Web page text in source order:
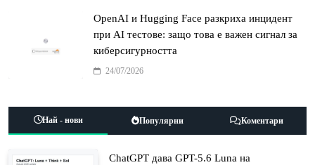
OpenAI и Hugging Face разкриха инцидент
при AI тестове: защо това е важен сигнал за
киберсигурността
24/07/2026
Най - нови Популярни Коментари
ChatGPT дава GPT-5.6 Luna на